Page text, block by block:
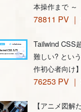
本操作まで ～
78811 PV
Tailwind CSS
難しい? とい
作初心者向け】
76253 PV
【アニメ図解